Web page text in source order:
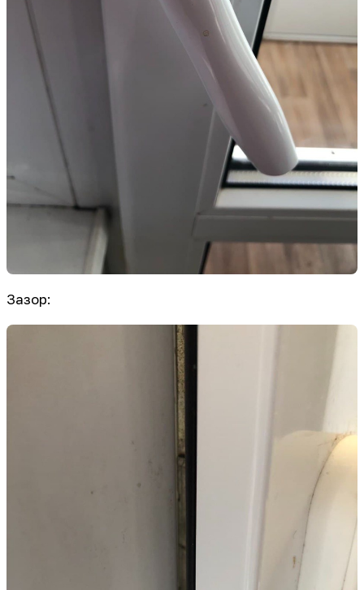
Зазор: